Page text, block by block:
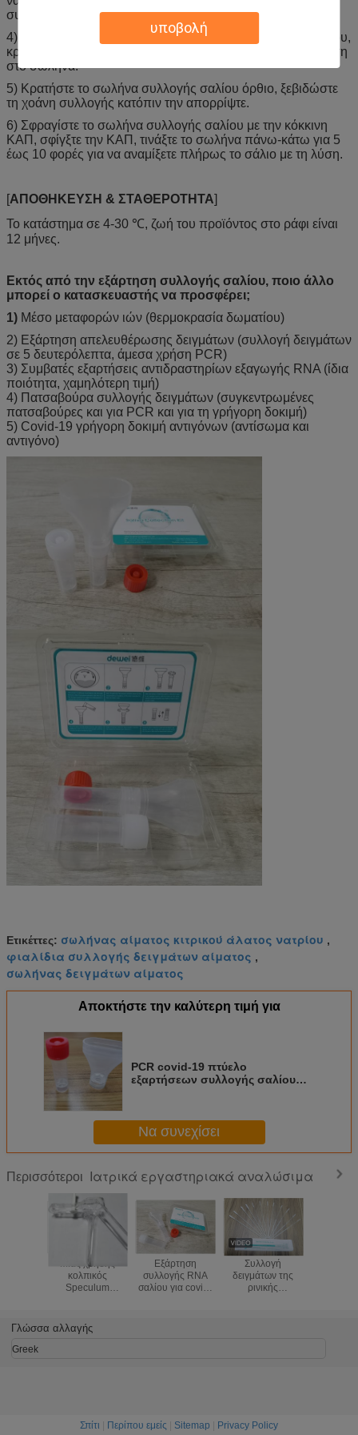
υποβολή
συντήρησης.
4) Χύστε τη λύση συντήρησης στο σωλήνα συλλογής σαλίου,
κρατήστε το σωλήνα όρθιο έως ότου χύνεται πλήρως η λύση
στο σωλήνα.
5) Κρατήστε το σωλήνα συλλογής σαλίου όρθιο, ξεβιδώστε
τη χοάνη συλλογής κατόπιν την απορρίψτε.
6) Σφραγίστε το σωλήνα συλλογής σαλίου με την κόκκινη
ΚΑΠ, σφίγξτε την ΚΑΠ, τινάξτε το σωλήνα πάνω-κάτω για 5
έως 10 φορές για να αναμίξετε πλήρως το σάλιο με τη λύση.
[ΑΠΟΘΗΚΕΥΣΗ & ΣΤΑΘΕΡΟΤΗΤΑ]
Το κατάστημα σε 4-30 ℃, ζωή του προϊόντος στο ράφι είναι
12 μήνες.
Εκτός από την εξάρτηση συλλογής σαλίου, ποιο άλλο
μπορεί ο κατασκευαστής να προσφέρει;
1) Μέσο μεταφορών ιών (θερμοκρασία δωματίου)
2) Εξάρτηση απελευθέρωσης δειγμάτων (συλλογή δειγμάτων
σε 5 δευτερόλεπτα, άμεσα χρήση PCR)
3) Συμβατές εξαρτήσεις αντιδραστηρίων εξαγωγής RNA (ίδια
ποιότητα, χαμηλότερη τιμή)
4) Πατσαβούρα συλλογής δειγμάτων (συγκεντρωμένες
πατσαβούρες και για PCR και για τη γρήγορη δοκιμή)
5) Covid-19 γρήγορη δοκιμή αντιγόνων (αντίσωμα και
αντιγόνο)
Ετικέττες: σωλήνας αίματος κιτρικού άλατος νατρίου ,
φιαλίδια συλλογής δειγμάτων αίματος ,
σωλήνας δειγμάτων αίματος
Αποκτήστε την καλύτερη τιμή για
PCR covid-19 πτύελο
εξαρτήσεων συλλογής σαλίου
Να συνεχίσει
Περισσότεροι Ιατρικά εργαστηριακά αναλώσιμα
Μίας χρήσης
κολπικός
Speculum
πολυστυρολίου S
Μ Λ
Εξάρτηση
συλλογής RNA
σαλίου για covid-
Συλλογή
δειγμάτων της
ρινικής
Γλώσσα αλλαγής
Greek
Σπίτι Περίπου εμείς Sitemap Privacy Policy